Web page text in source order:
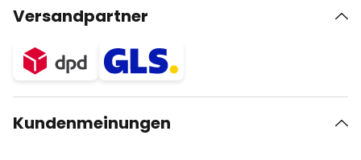
Versandpartner
Kundenmeinungen